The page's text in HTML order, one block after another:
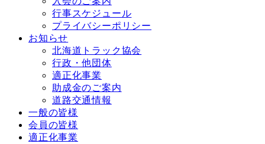
行事スケジュール
プライバシーポリシー
お知らせ
北海道トラック協会
行政・他団体
適正化事業
助成金のご案内
道路交通情報
一般の皆様
会員の皆様
適正化事業